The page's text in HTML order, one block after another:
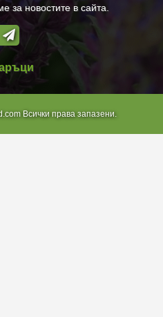
новостите в сайта.
Всички права запазени.